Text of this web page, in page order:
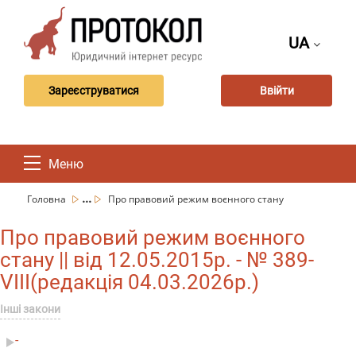
UA
Зареєструватися Ввійти
Меню
Головна ... Про правовий режим воєнного стану
Про правовий режим воєнного
стану || від 12.05.2015р. - № 389-
VIII(редакція 04.03.2026р.)
Інші закони
-